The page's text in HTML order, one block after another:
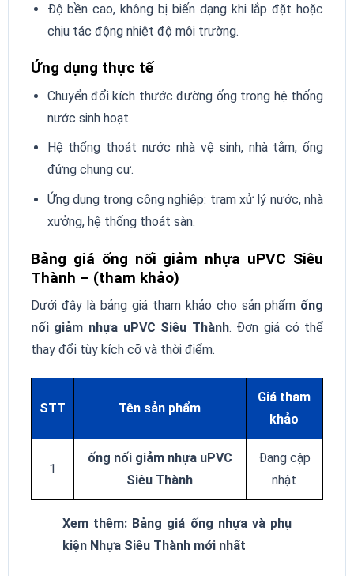
Độ bền cao, không bị biến dạng khi lắp đặt hoặc
chịu tác động nhiệt độ môi trường.
Ứng dụng thực tế
Chuyển đổi kích thước đường ống trong hệ thống
nước sinh hoạt.
Hệ thống thoát nước nhà vệ sinh, nhà tắm, ống
đứng chung cư.
Ứng dụng trong công nghiệp: trạm xử lý nước, nhà
xưởng, hệ thống thoát sàn.
Bảng giá ống nối giảm nhựa uPVC Siêu
Thành – (tham khảo)
Dưới đây là bảng giá tham khảo cho sản phẩm ống
nối giảm nhựa uPVC Siêu Thành. Đơn giá có thể
thay đổi tùy kích cỡ và thời điểm.
STT Tên sản phẩm
Giá tham
khảo
1
ống nối giảm nhựa uPVC
Siêu Thành
Đang cập
nhật
Xem thêm: Bảng giá ống nhựa và phụ
kiện Nhựa Siêu Thành mới nhất